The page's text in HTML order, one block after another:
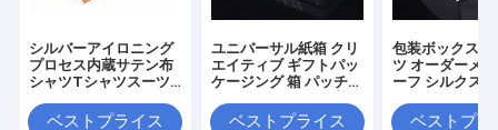
シルバーアイロニング
プロセス内蔵サテン布
シャツTシャツスーツ
ム 高級 天と地カバー
ベストプライス
ユニバーサル紙箱 クリ
エイティブ ギフトパッ
ケージング 箱 パッチ
カラー ボックス カスタ
ベストプライス
包装ボックスと
ツ オーダーメ
ーフ シルクス
オーダーメイド
ベストプラ